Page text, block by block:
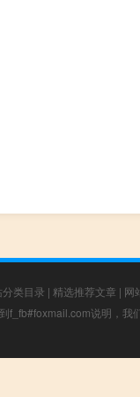
分类目录 | 精选推荐文章 | 网
f_fb#foxmail.com说明，我